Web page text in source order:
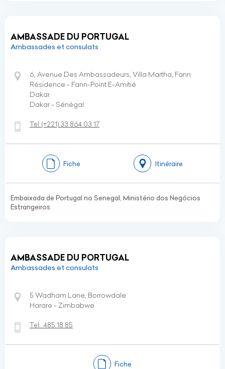
AMBASSADE DU PORTUGAL
Ambassades et consulats
6, Avenue Des Ambassadeurs, Villa Martha, Fann
Résidence - Fann-Point E-Amitié
Dakar
Dakar - Sénégal
Tel:(+221) 33 864 03 17
Fiche Itinéraire
Embaixada de Portugal no Senegal, Ministério dos Negócios
Estrangeiros
AMBASSADE DU PORTUGAL
Ambassades et consulats
5 Wadham Lane, Borrowdale
Harare - Zimbabwe
Tel: 485 18 85
Fiche